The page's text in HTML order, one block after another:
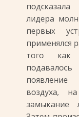
подсказала
лидера
первых
применялся
того как
появление
воздуха,
замыкание